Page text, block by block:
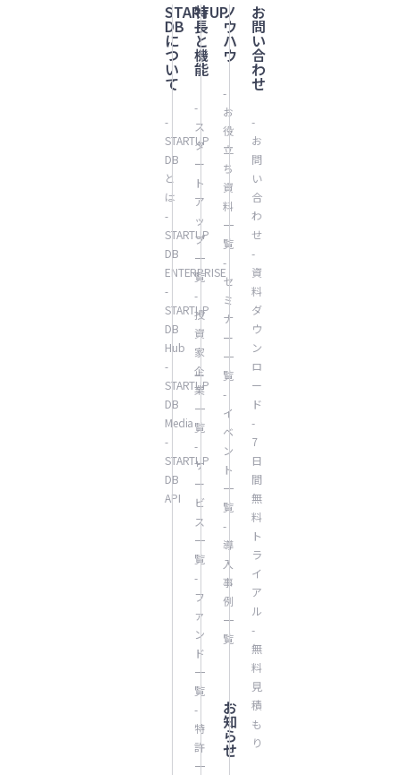
STARTUP
DB
に
つ
い
て
-
STARTUP
DB
と
は
-
STARTUP
DB
ENTERPRISE
-
STARTUP
DB
Hub
-
STARTUP
DB
Media
-
STARTUP
DB
API
特
長
と
機
能
-
ス
タ
ー
ト
ア
ッ
プ
一
覧
-
投
資
家
企
業
一
覧
-
サ
ー
ビ
ス
一
覧
-
フ
ァ
ン
ド
一
覧
-
特
許
一
ノ
ウ
ハ
ウ
-
お
役
立
ち
資
料
一
覧
-
セ
ミ
ナ
ー
一
覧
-
イ
ベ
ン
ト
一
覧
-
導
入
事
例
一
覧
お
知
ら
せ
お
問
い
合
わ
せ
-
お
問
い
合
わ
せ
-
資
料
ダ
ウ
ン
ロ
ー
ド
-
7
日
間
無
料
ト
ラ
イ
ア
ル
-
無
料
見
積
も
り